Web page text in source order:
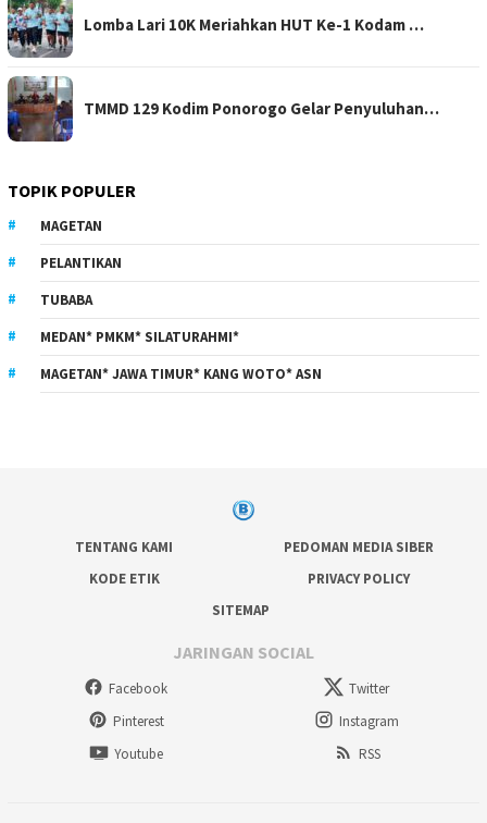
Lomba Lari 10K Meriahkan HUT Ke-1 Kodam …
TMMD 129 Kodim Ponorogo Gelar Penyuluhan…
TOPIK POPULER
MAGETAN
PELANTIKAN
TUBABA
MEDAN* PMKM* SILATURAHMI*
MAGETAN* JAWA TIMUR* KANG WOTO* ASN
TENTANG KAMI
PEDOMAN MEDIA SIBER
KODE ETIK
PRIVACY POLICY
SITEMAP
JARINGAN SOCIAL
Facebook
Twitter
Pinterest
Instagram
Youtube
RSS